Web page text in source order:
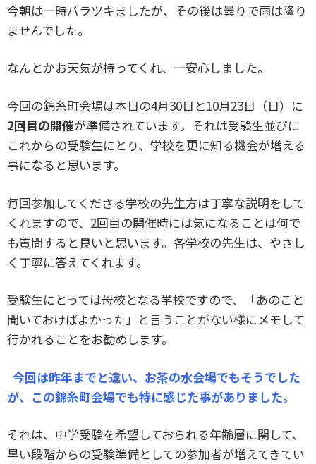
今朝は一時パラツキましたが、その後は曇りで雨は降り
ませんでした。
なんとかお天気が持ってくれ、一安心しました。
今回の錦糸町会場は本日の4月30日と10月23日（日）に
2回目の開催が準備されています。それは受験生並びに
これからの受験生にとり、学校を更に知る機会が増える
事になると思います。
毎回参加してくださる学校の先生方は丁寧な説明をして
くれますので、2回目の開催時には気になることは何で
も質問すると良いと思います。各学校の先生は、やさし
く丁寧に答えてくれます。
受験生にとっては母校となる学校ですので、「あのこと
聞いておけばよかった」と言うことがない様にメモして
行かれることをお勧めします。
今回は昨年までと違い、お茶の水会場でもそうでした
が、この錦糸町会場でも特に感じた事がありました。
それは、中学受験を希望しておられる年齢層に関して、
早い段階からの受験準備としての参加者が増えてきてい